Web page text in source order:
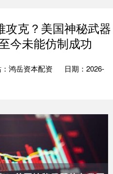
攻克？美国神秘武器
今未能仿制成功
鸿岳资本配资
日期：2026-